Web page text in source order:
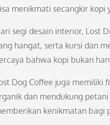
menikmati secangkir
segi desain interior, Lost
hangat, serta kursi dan
bahwa kopi bukan
Dog Coffee juga memiliki
dan mendukung
kenikmatan bagi